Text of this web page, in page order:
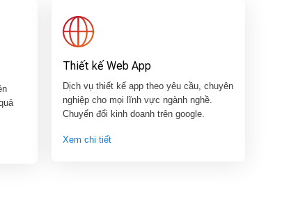
Thiết kế Web App
Dịch vụ thiết kế app theo yêu cầu, chuyên
nghiệp cho mọi lĩnh vực ngành nghề.
Chuyển đổi kinh doanh trên google.
Xem chi tiết